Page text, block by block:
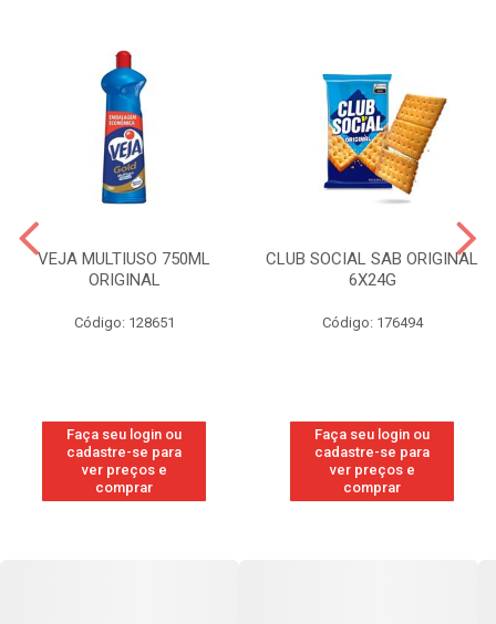
VEJA MULTIUSO 750ML
ORIGINAL
Código: 128651
Faça seu login ou
cadastre-se para
ver preços e
comprar
CLUB SOCIAL SAB ORIGINAL
6X24G
Código: 176494
Faça seu login ou
cadastre-se para
ver preços e
comprar